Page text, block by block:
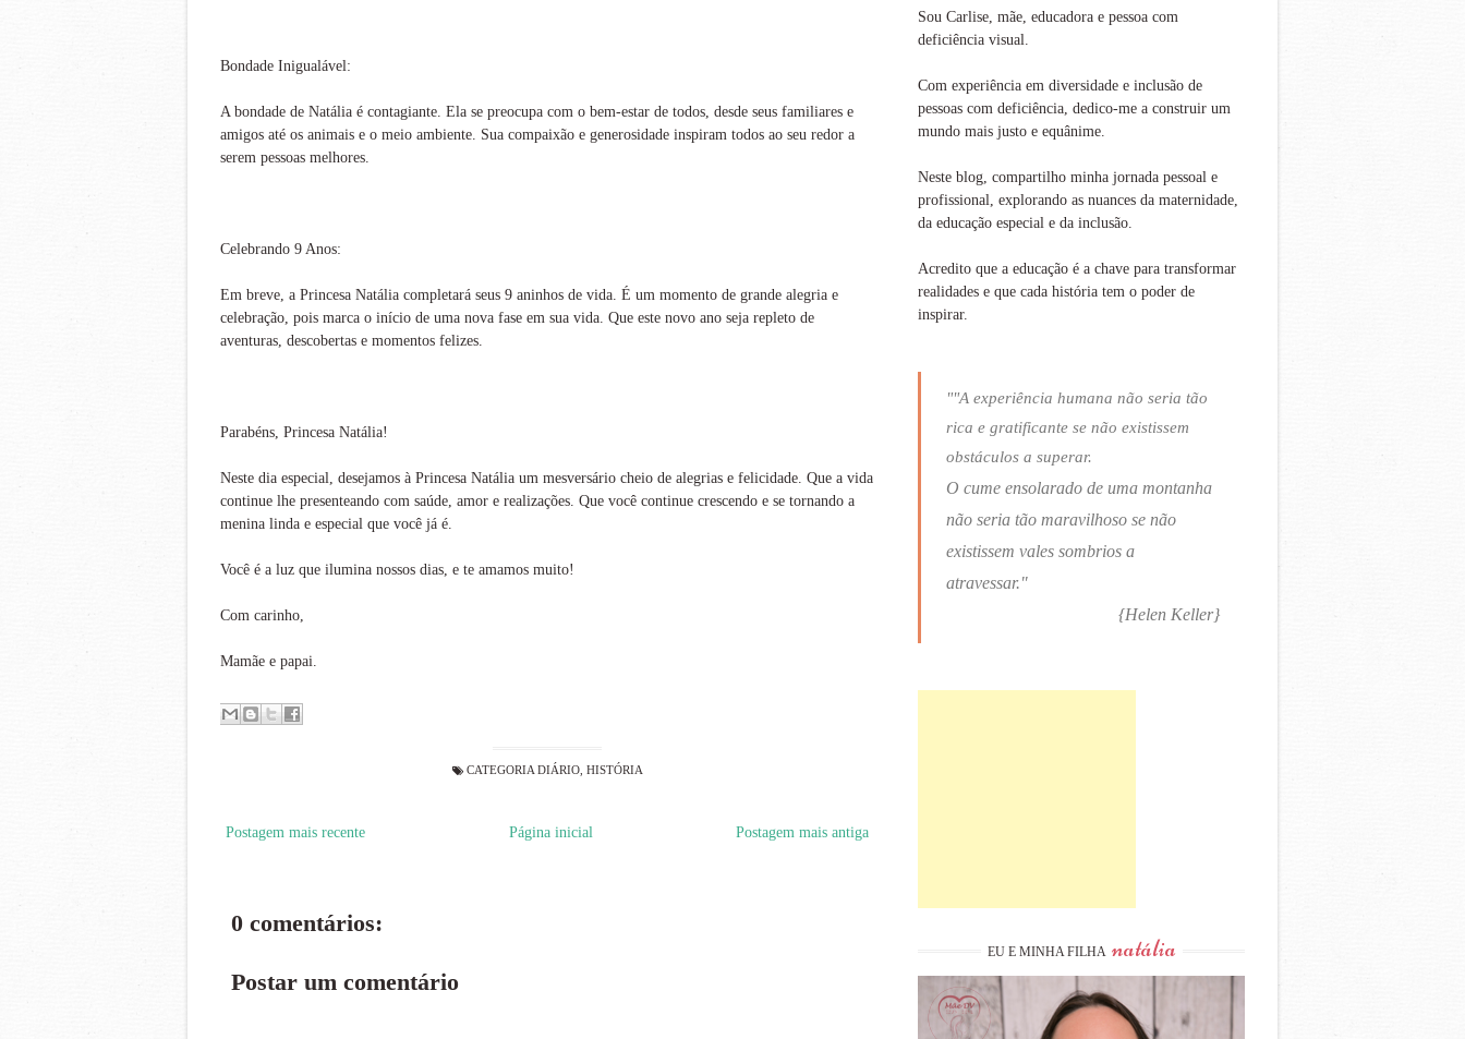
Bondade Inigualável:
A bondade de Natália é contagiante. Ela se preocupa com o bem-estar de todos, desde seus familiares e
amigos até os animais e o meio ambiente. Sua compaixão e generosidade inspiram todos ao seu redor a
serem pessoas melhores.
Celebrando 9 Anos:
Em breve, a Princesa Natália completará seus 9 aninhos de vida. É um momento de grande alegria e
celebração, pois marca o início de uma nova fase em sua vida. Que este novo ano seja repleto de
aventuras, descobertas e momentos felizes.
Parabéns, Princesa Natália!
Neste dia especial, desejamos à Princesa Natália um mesversário cheio de alegrias e felicidade. Que a vida
continue lhe presenteando com saúde, amor e realizações. Que você continue crescendo e se tornando a
menina linda e especial que você já é.
Você é a luz que ilumina nossos dias, e te amamos muito!
Com carinho,
Mamãe e papai.
CATEGORIA DIÁRIO, HISTÓRIA
Postagem mais recente Postagem mais antiga
Página inicial
0 comentários:
Postar um comentário
Sou Carlise, mãe, educadora e pessoa com
deficiência visual.
Com experiência em diversidade e inclusão de
pessoas com deficiência, dedico-me a construir um
mundo mais justo e equânime.
Neste blog, compartilho minha jornada pessoal e
profissional, explorando as nuances da maternidade,
da educação especial e da inclusão.
Acredito que a educação é a chave para transformar
realidades e que cada história tem o poder de
inspirar.
""A experiência humana não seria tão
rica e gratificante se não existissem
obstáculos a superar.
O cume ensolarado de uma montanha
não seria tão maravilhoso se não
existissem vales sombrios a
atravessar."
{Helen Keller}
EU E MINHA FILHA natália